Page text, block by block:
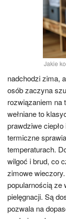
Jakie
nadchodzi zima,
osób zaczyna
rozwiązaniem na
wełniane to
prawdziwe
termiczne
temperaturach.
wilgoć i brud, co
zimowe
popularnością ze
pielęgnacji. Są
pozwala na